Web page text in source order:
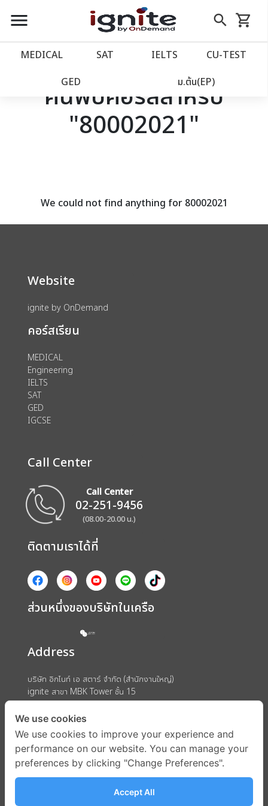
close
account_balance หน้าแรก
เว็บไซต์อิกไนท์
โปรโมชั่น
assignment ลงทะเบียน
menu search
Skip
to
shopping_cart
รถเข็น
MEDICAL SAT IELTS CU‑TEST
GED ม.ต้น(EP)
ค้นพบคอร์สสำหรับ
"80002021"
We could not find anything for 80002021
Website
ignite by OnDemand
คอร์สเรียน
MEDICAL
Engineering
IELTS
SAT
GED
IGCSE
Call Center
Call Center
02-251-9456
(08.00-20.00 น.)
ติดตามเราได้ที่
ส่วนหนึ่งของบริษัทในเครือ
Address
บริษัท อิกไนท์ เอ สตาร์ จำกัด (สำนักงานใหญ่)
ignite สาขา MBK Tower ชั้น 15
ถนนพญาไท แขวงวังใหม่ เขตปทุมวัน กรุงเทพมหานคร 10330
We use cookies
We use cookies to improve your experience and
performance on our website. You can manage your
preferences by clicking "Change Preferences".
Accept All